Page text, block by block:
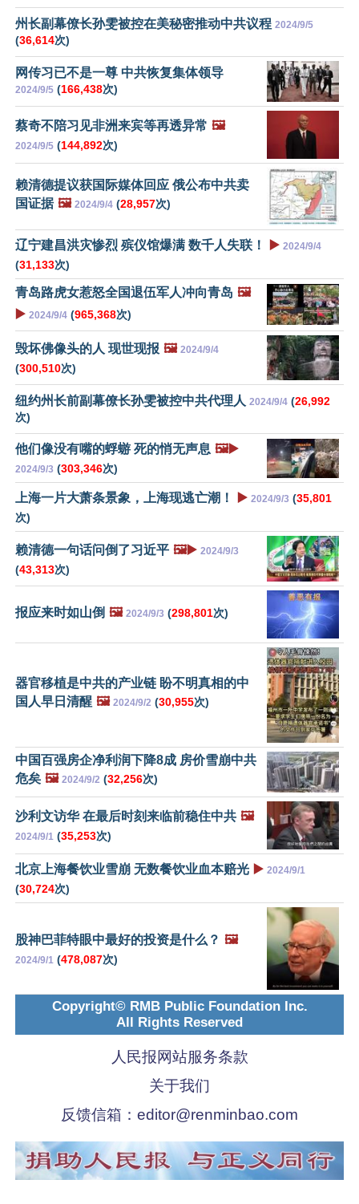
州长副幕僚长孙雯被控在美秘密推动中共议程 2024/9/5
(36,614次)
网传习已不是一尊 中共恢复集体领导
2024/9/5 (166,438次)
蔡奇不陪习见非洲来宾等再透异常 🖼️
2024/9/5 (144,892次)
赖清德提议获国际媒体回应 俄公布中共卖
国证据 🖼️ 2024/9/4 (28,957次)
辽宁建昌洪灾惨烈 殡仪馆爆满 数千人失联！ ▶️ 2024/9/4
(31,133次)
青岛路虎女惹怒全国退伍军人冲向青岛 🖼️
▶️ 2024/9/4 (965,368次)
毁坏佛像头的人 现世现报 🖼️ 2024/9/4
(300,510次)
纽约州长前副幕僚长孙雯被控中共代理人 2024/9/4 (26,992
次)
他们像没有嘴的蜉蝣 死的悄无声息 🖼️▶️
2024/9/3 (303,346次)
上海一片大萧条景象，上海现逃亡潮！ ▶️ 2024/9/3 (35,801
次)
赖清德一句话问倒了习近平 🖼️▶️ 2024/9/3
(43,313次)
报应来时如山倒 🖼️ 2024/9/3 (298,801次)
器官移植是中共的产业链 盼不明真相的中
国人早日清醒 🖼️ 2024/9/2 (30,955次)
中国百强房企净利润下降8成 房价雪崩中共
危矣 🖼️ 2024/9/2 (32,256次)
沙利文访华 在最后时刻来临前稳住中共 🖼️
2024/9/1 (35,253次)
北京上海餐饮业雪崩 无数餐饮业血本赔光 ▶️ 2024/9/1
(30,724次)
股神巴菲特眼中最好的投资是什么？ 🖼️
2024/9/1 (478,087次)
Copyright© RMB Public Foundation Inc.
All Rights Reserved
人民报网站服务条款
关于我们
反馈信箱： editor@renminbao.com